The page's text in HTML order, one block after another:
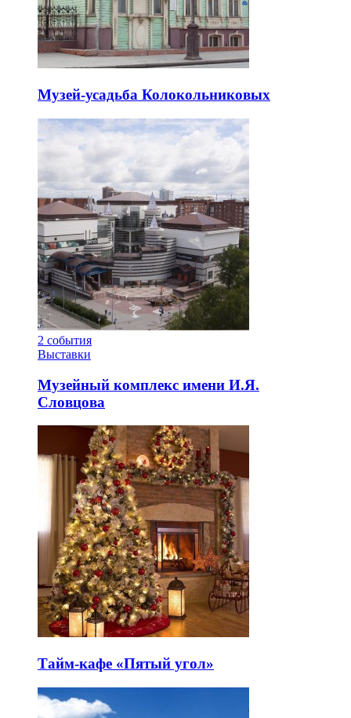
Музей-усадьба Колокольниковых
2 события
Выставки
Музейный комплекс имени И.Я.
Словцова
Тайм-кафе «Пятый угол»